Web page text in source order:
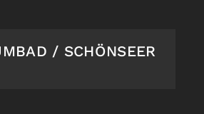
/ SCHÖNSEER